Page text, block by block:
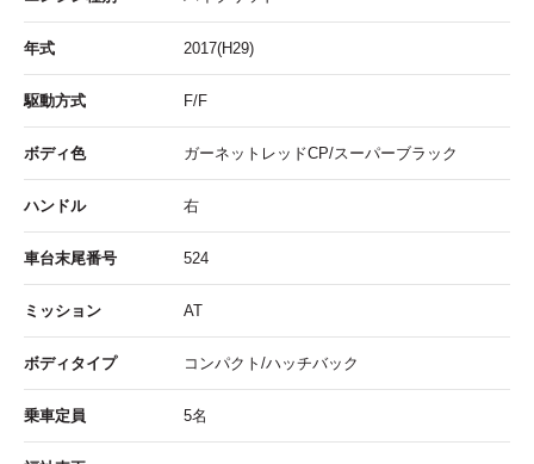
年式 2017(H29)
駆動方式 F/F
ボディ色 ガーネットレッドCP/スーパーブラック
ハンドル 右
車台末尾番号 524
ミッション AT
ボディタイプ コンパクト/ハッチバック
乗車定員 5名